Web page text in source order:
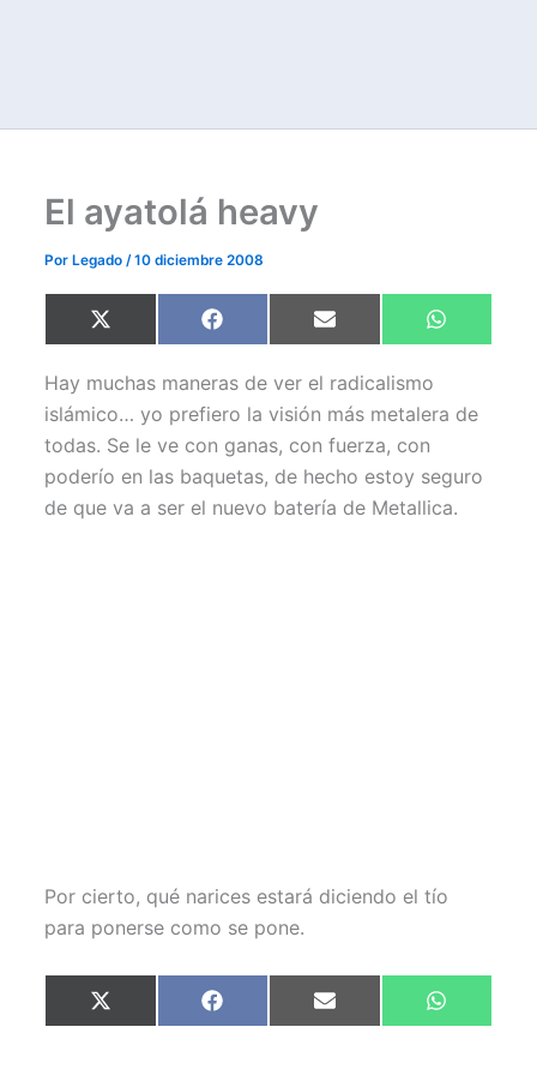
El ayatolá heavy
Por Legado/10 diciembre 2008
Compartir
en
X
(
w
i
t
t
e
)
Compartir
en
F
a
e
b
o
o
k
Compartir
en
E
m
i
l
Compartir
en
W
h
A
p
Hay muchas maneras de ver el radicalismo
islámico… yo prefiero la visión más metalera de
todas. Se le ve con ganas, con fuerza, con
poderío en las baquetas, de hecho estoy seguro
de que va a ser el nuevo batería de Metallica.
Por cierto, qué narices estará diciendo el tío
para ponerse como se pone.
Compartir
en
X
(
Compartir
en
F
a
Compartir
en
E
m
Compartir
en
W
h